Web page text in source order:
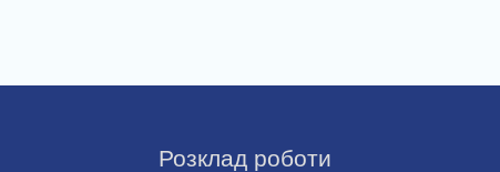
Розклад роботи